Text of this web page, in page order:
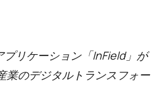
リケーション「InField」が
業のデジタルトランスフォー